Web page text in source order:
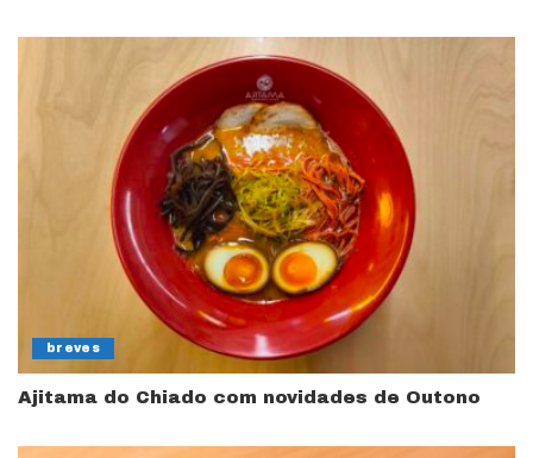
breves
Ajitama do Chiado com novidades de Outono